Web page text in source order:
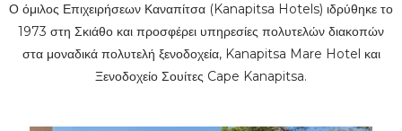
Ο όμιλος Επιχειρήσεων Καναπίτσα (Kanapitsa Hotels) ιδρύθηκε το
1973 στη Σκιάθο και προσφέρει υπηρεσίες πολυτελών διακοπών
στα μοναδικά πολυτελή ξενοδοχεία, Kanapitsa Mare Hotel και
Ξενοδοχείο Σουίτες Cape Kanapitsa.